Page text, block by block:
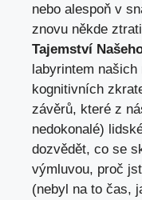
nebo alespoň v
znovu někde
Tajemství
labyrintem
kognitivních
závěrů, které z
nedokonalé)
dozvědět, co se
výmluvou, proč
(nebyl na to čas,